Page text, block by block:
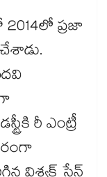
ప్రజా
రీ ఎంట్రీ